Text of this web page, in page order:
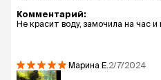
Комментарий:
Не красит воду, замочила на час и
Марина Е. 2/7/2024